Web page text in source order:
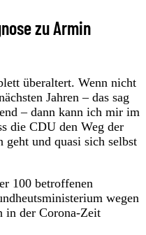
zu Armin
überaltert. Wenn nicht
Jahren – das sag
– dann kann ich mir im
die CDU den Weg der
und quasi sich selbst
100 betroffenen
wegen
in der Corona-Zeit